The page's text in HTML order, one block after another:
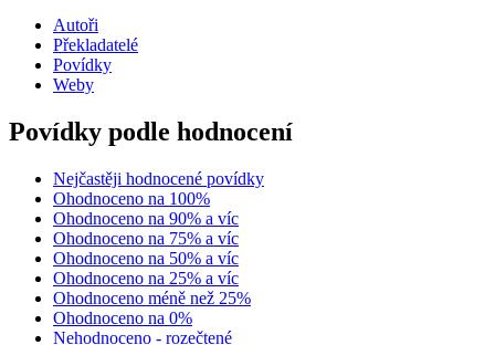
Autoři
Překladatelé
Povídky
Weby
Povídky podle hodnocení
Nejčastěji hodnocené povídky
Ohodnoceno na 100%
Ohodnoceno na 90% a víc
Ohodnoceno na 75% a víc
Ohodnoceno na 50% a víc
Ohodnoceno na 25% a víc
Ohodnoceno méně než 25%
Ohodnoceno na 0%
Nehodnoceno - rozečtené